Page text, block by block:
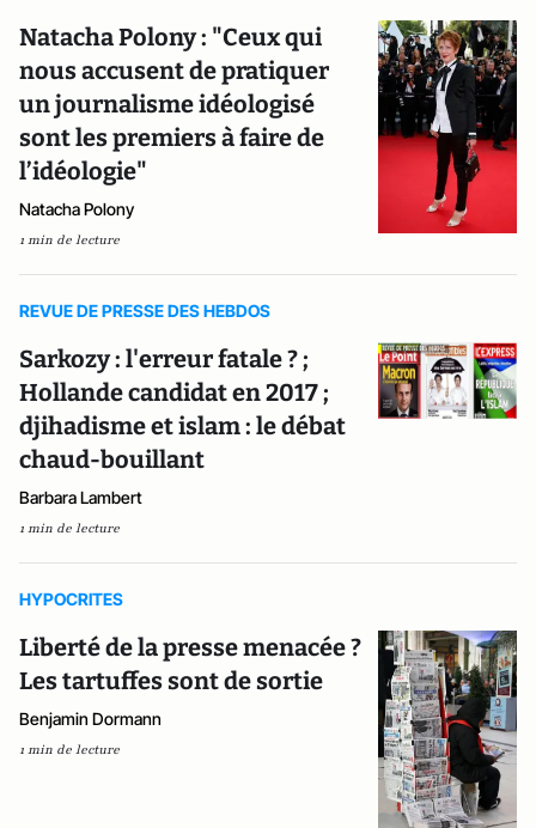
Natacha Polony : "Ceux qui
nous accusent de pratiquer
un journalisme idéologisé
sont les premiers à faire de
l’idéologie"
Natacha Polony
1 min de lecture
REVUE DE PRESSE DES HEBDOS
Sarkozy : l'erreur fatale ? ;
Hollande candidat en 2017 ;
djihadisme et islam : le débat
chaud-bouillant
Barbara Lambert
1 min de lecture
HYPOCRITES
Liberté de la presse menacée ?
Les tartuffes sont de sortie
Benjamin Dormann
1 min de lecture